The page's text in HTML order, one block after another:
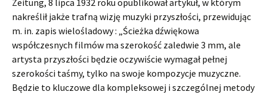
Zeitung, 8 lipca 1932 roku opublikował artykuł, w którym
nakreślił jakże trafną wizję muzyki przyszłości, przewidując
m. in. zapis wielośladowy : „Ścieżka dźwiękowa
współczesnych filmów ma szerokość zaledwie 3 mm, ale
artysta przyszłości będzie oczywiście wymagał pełnej
szerokości taśmy, tylko na swoje kompozycje muzyczne.
Będzie to kluczowe dla kompleksowej i szczególnej metody